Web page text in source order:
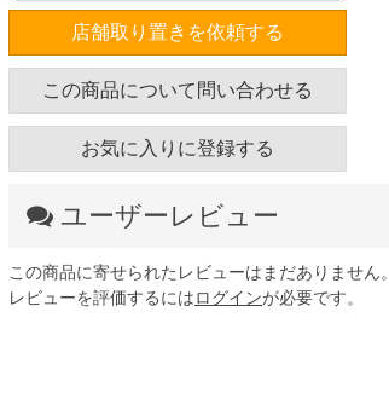
店舗取り置きを依頼する
この商品について問い合わせる
お気に入りに登録する
ユーザーレビュー
この商品に寄せられたレビューはまだありません。
レビューを評価するにはログインが必要です。